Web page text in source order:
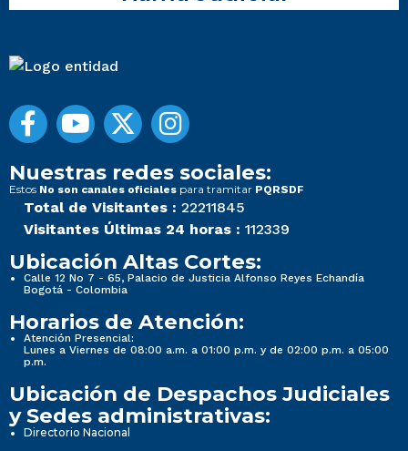
Nuestras redes sociales:
Estos No son canales oficiales para tramitar PQRSDF
Total de Visitantes : 22211845
Visitantes Últimas 24 horas : 112339
Ubicación Altas Cortes:
Calle 12 No 7 - 65, Palacio de Justicia Alfonso Reyes Echandía
Bogotá - Colombia
Horarios de Atención:
Atención Presencial:
Lunes a Viernes de 08:00 a.m. a 01:00 p.m. y de 02:00 p.m. a 05:00
p.m.
Ubicación de Despachos Judiciales
y Sedes administrativas:
Directorio Nacional